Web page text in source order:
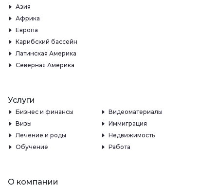
Азия
Африка
Европа
Карибский бассейн
Латинская Америка
Северная Америка
Услуги
Бизнес и финансы
Видеоматериалы
Визы
Иммиграция
Лечение и роды
Недвижимость
Обучение
Работа
О компании